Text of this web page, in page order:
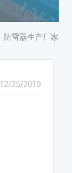
防雷器生产厂家
12/25/2019